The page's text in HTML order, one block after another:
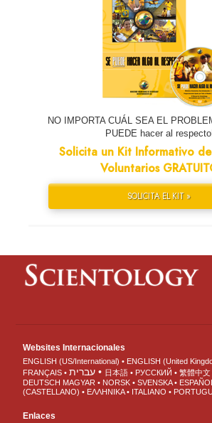
NO IMPORTA CUÁL SEA EL
PUEDE hacer al
Solicita un Kit Informativo
Voluntarios
SOLICITA EL KIT »
Websites Internacionales
ENGLISH (US/International) ENGLISH (United
FRANÇAIS
עברית 日本語 РУССКИЙ 繁體中文
DEUTSCH MAGYAR NORSK SVENSKA
(CASTELLANO)
ΕΛΛΗΝΙΚA ITALIANO
Enlaces